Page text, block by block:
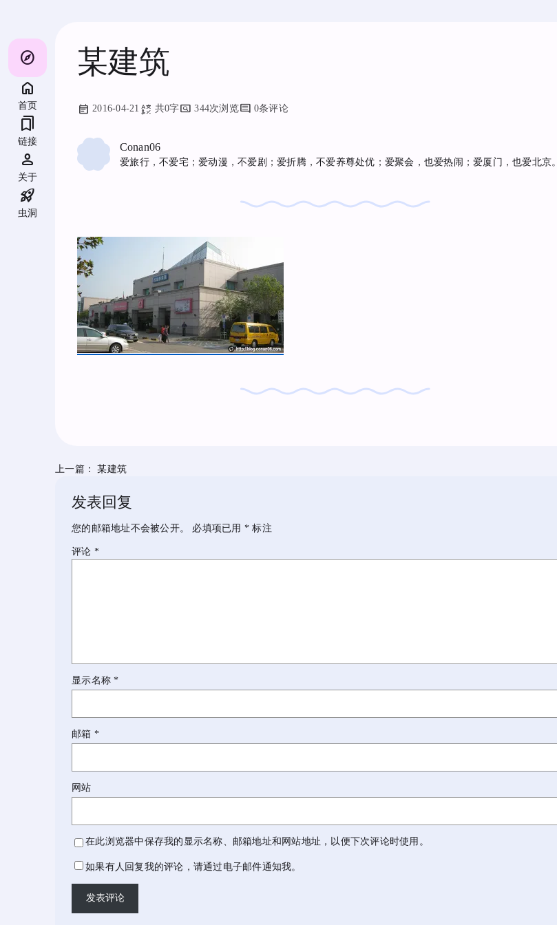
容
explore
首页
链接
bookmarks
关于
person
虫洞
rocket_launch
某建筑
2016-04-21 共0字 344次浏览 0条评论
Conan06
爱旅行，不爱宅；爱动漫，不爱剧；爱折腾，不爱养尊处优；爱聚会，也爱热闹；爱厦门，也爱北京。
上一篇： 某建筑
发表回复
您的邮箱地址不会被公开。 必填项已用 * 标注
评论 *
显示名称*
邮箱 *
网站
在此浏览器中保存我的显示名称、邮箱地址和网站地址，以便下次评论时使用。
如果有人回复我的评论，请通过电子邮件通知我。